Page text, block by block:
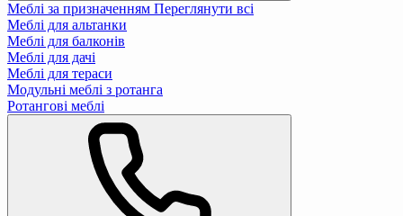
Меблі за призначенням Переглянути всі
Меблі для альтанки
Меблі для балконів
Меблі для дачі
Меблі для тераси
Модульні меблі з ротанга
Ротангові меблі